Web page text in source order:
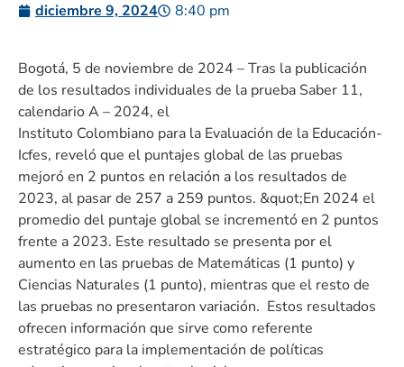
diciembre 9, 2024 8:40 pm
Bogotá, 5 de noviembre de 2024 – Tras la publicación
de los resultados individuales de la prueba Saber 11,
calendario A – 2024, el
Instituto Colombiano para la Evaluación de la Educación-
Icfes, reveló que el puntajes global de las pruebas
mejoró en 2 puntos en relación a los resultados de
2023, al pasar de 257 a 259 puntos. &quot;En 2024 el
promedio del puntaje global se incrementó en 2 puntos
frente a 2023. Este resultado se presenta por el
aumento en las pruebas de Matemáticas (1 punto) y
Ciencias Naturales (1 punto), mientras que el resto de
las pruebas no presentaron variación. Estos resultados
ofrecen información que sirve como referente
estratégico para la implementación de políticas